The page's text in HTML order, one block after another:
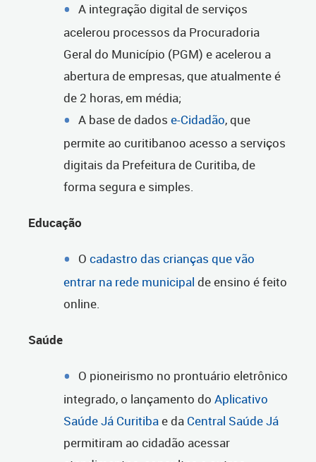
A integração digital de serviços
acelerou processos da Procuradoria
Geral do Município (PGM) e acelerou a
abertura de empresas, que atualmente é
de 2 horas, em média;
A base de dados e-Cidadão, que
permite ao curitibanoo acesso a serviços
digitais da Prefeitura de Curitiba, de
forma segura e simples.
Educação
O cadastro das crianças que vão
entrar na rede municipal de ensino é feito
online.
Saúde
O pioneirismo no prontuário eletrônico
integrado, o lançamento do Aplicativo
Saúde Já Curitibae da Central Saúde Já
permitiram ao cidadão acessar